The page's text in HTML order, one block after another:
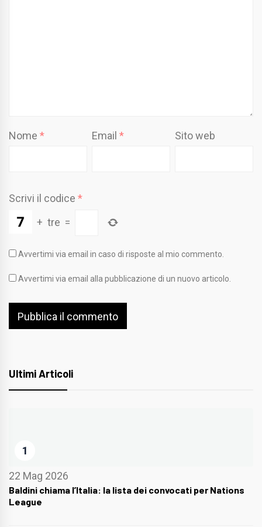
Nome * Email* Sito web
Scrivi il codice *
+ tre =
Avvertimi via email in caso di risposte al mio commento.
Avvertimi via email alla pubblicazione di un nuovo articolo.
Ultimi Articoli
1
22 Mag 2026
Baldini chiama l’Italia: la lista dei convocati per Nations
League